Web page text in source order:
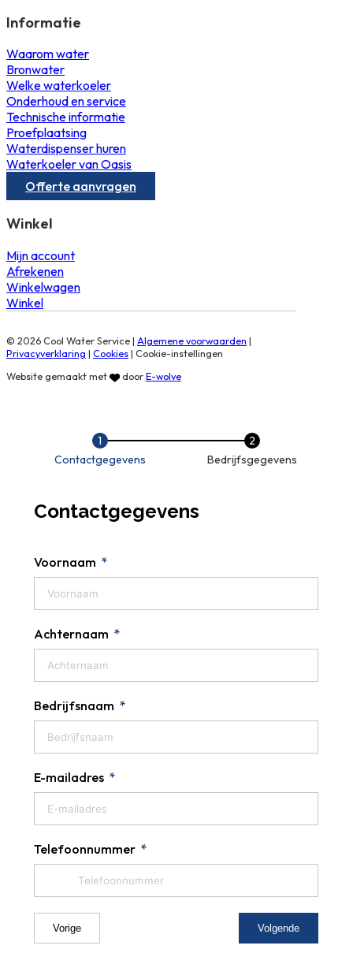
Informatie
Waarom water
Bronwater
Welke waterkoeler
Onderhoud en service
Technische informatie
Proefplaatsing
Waterdispenser huren
Waterkoeler van Oasis
Offerte aanvragen
Winkel
Mijn account
Afrekenen
Winkelwagen
Winkel
© 2026 Cool Water Service | Algemene voorwaarden |
Privacyverklaring | Cookies| Cookie-instellingen
Website gemaakt met
doorE-wolve
Contactgegevens Bedrijfsgegevens
Contactgegevens
Voornaam
Achternaam
Bedrijfsnaam
E-mailadres
Telefoonnummer
Vorige Volgende